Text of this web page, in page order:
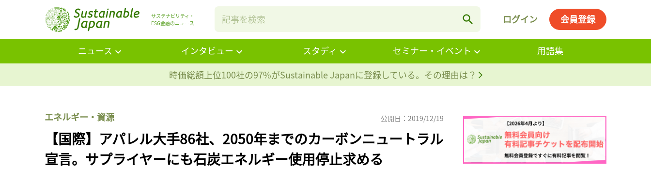
サステナビリティ・
ESG金融のニュース
ログイン 会員登録
ニュース インタビュー スタディ セミナー・イベント
用語集
時価総額上位100社の97%がSustainable Japanに登録している。その理由は？
エネルギー・資源 公開日：2019/12/19
【国際】アパレル大手86社、2050年までのカーボンニュートラル
宣言。サプライヤーにも石炭エネルギー使用停止求める